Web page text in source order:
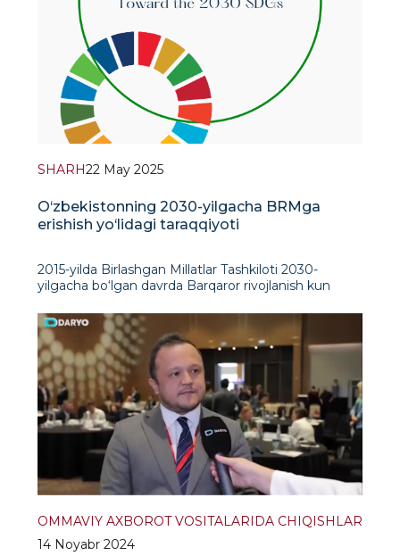
SHARH22 May 2025
O‘zbekistonning 2030-yilgacha BRMga
erishish yo‘lidagi taraqqiyoti
2015-yilda Birlashgan Millatlar Tashkiloti 2030-
yilgacha bo‘lgan davrda Barqaror rivojlanish kun
Bunda qashshoqlikni kamaytirish, atrof-muhitni
muhofaza qilish va hayot sifatini yaxshilash kabi
global muammolarni hal qilish uchun 17
OMMAVIY AXBOROT VOSITALARIDA CHIQISHLAR
14 Noyabr 2024